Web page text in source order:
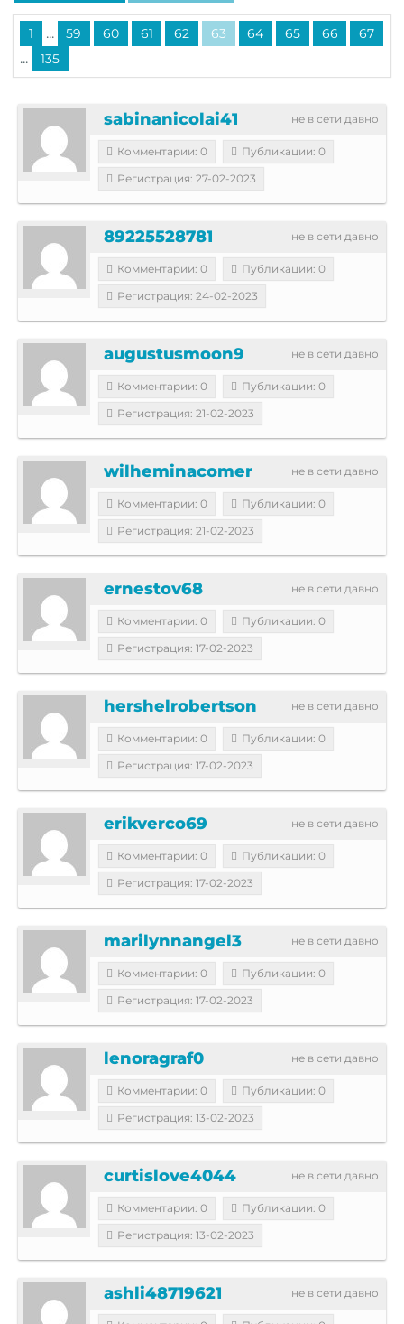
1 ... 59 60 61 62 63 64 65 66 67
... 135
не в сети давно
sabinanicolai41
Комментарии: 0
Публикации: 0
Регистрация: 27-02-2023
не в сети давно
89225528781
Комментарии: 0
Публикации: 0
Регистрация: 24-02-2023
не в сети давно
augustusmoon9
Комментарии: 0
Публикации: 0
Регистрация: 21-02-2023
не в сети давно
wilheminacomer
Комментарии: 0
Публикации: 0
Регистрация: 21-02-2023
не в сети давно
ernestov68
Комментарии: 0
Публикации: 0
Регистрация: 17-02-2023
не в сети давно
hershelrobertson
Комментарии: 0
Публикации: 0
Регистрация: 17-02-2023
не в сети давно
erikverco69
Комментарии: 0
Публикации: 0
Регистрация: 17-02-2023
не в сети давно
marilynnangel3
Комментарии: 0
Публикации: 0
Регистрация: 17-02-2023
не в сети давно
lenoragraf0
Комментарии: 0
Публикации: 0
Регистрация: 13-02-2023
не в сети давно
curtislove4044
Комментарии: 0
Публикации: 0
Регистрация: 13-02-2023
не в сети давно
ashli48719621